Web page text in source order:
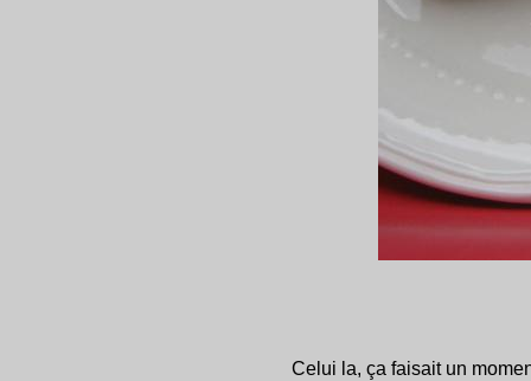
Celui la, ça faisait un